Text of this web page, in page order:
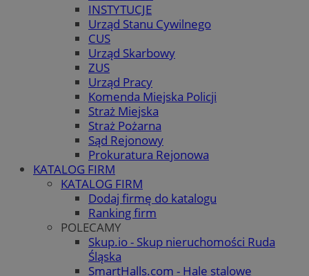
INSTYTUCJE
Urząd Stanu Cywilnego
CUS
Urząd Skarbowy
ZUS
Urząd Pracy
Komenda Miejska Policji
Straż Miejska
Straż Pożarna
Sąd Rejonowy
Prokuratura Rejonowa
KATALOG FIRM
KATALOG FIRM
Dodaj firmę do katalogu
Ranking firm
POLECAMY
Skup.io - Skup nieruchomości Ruda
Śląska
SmartHalls.com - Hale stalowe